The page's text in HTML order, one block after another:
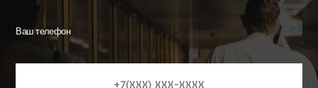
Ваш телефон